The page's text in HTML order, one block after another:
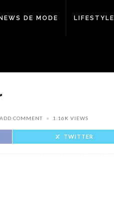
NEWS DE MODE LIFESTYLE
ADD COMMENT 1.16K VIEWS
TWITTER